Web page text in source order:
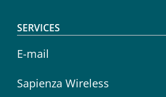
SERVICES
E-mail
Sapienza Wireless